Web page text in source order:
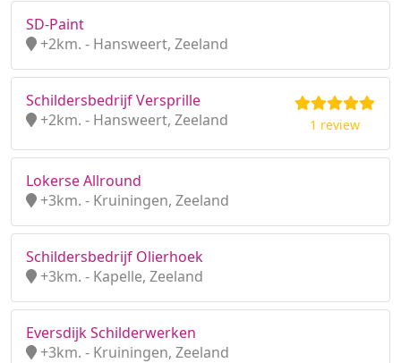
SD-Paint
+2km. - Hansweert, Zeeland
Schildersbedrijf Versprille
+2km. - Hansweert, Zeeland
1 review
Lokerse Allround
+3km. - Kruiningen, Zeeland
Schildersbedrijf Olierhoek
+3km. - Kapelle, Zeeland
Eversdijk Schilderwerken
+3km. - Kruiningen, Zeeland